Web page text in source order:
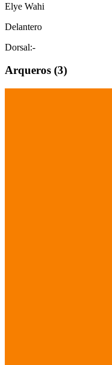
Elye Wahi
Delantero
Dorsal:-
Arqueros (3)